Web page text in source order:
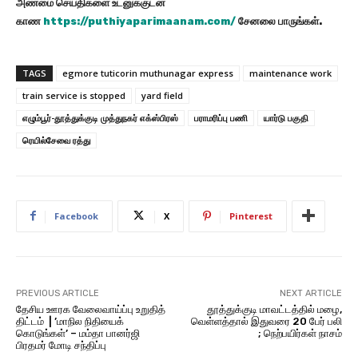
அண்மை செய்திகளை உடனுக்குடன்
காண https://puthiyaparimaanam.com/ சேனலை பாருங்கள்.
TAGS egmore tuticorin muthunagar express
maintenance work
train service is stopped
yard field
எழும்பூர்-தூத்துக்குடி முத்துநகர் எக்ஸ்பிரஸ்
பராமரிப்பு பணி
யார்டு பகுதி
ரெயில்சேவை ரத்து
Facebook X Pinterest
PREVIOUS ARTICLE
தேசிய ஊரக வேலைவாய்ப்பு உறுதித்
திட்டம் | ’மாநில நிதியைக்
கொடுங்கள்’ – மம்தா பானர்ஜி
பிரதமர் மோடி சந்திப்பு
NEXT ARTICLE
தூத்துக்குடி மாவட்டத்தில் மழை,
வெள்ளத்தால் இதுவரை 20 பேர் பலி
; நெற்பயிர்கள் நாசம்